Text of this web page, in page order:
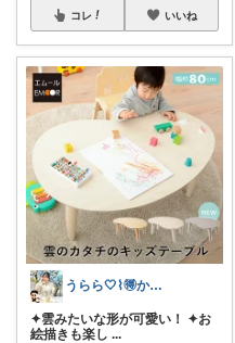
コレ いいね
うらら🤍⌇🉐かわいい暮らし
✦雲みたいな形が可愛い！ ✦お
絵描きも楽し ...